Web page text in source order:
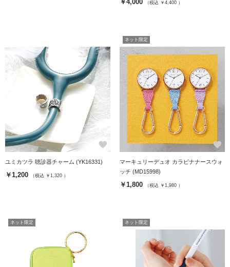
￥4,000 （税込 ￥4,400 ）
favorite
ユミカツラ 聴診器チャーム (YK16331)
￥1,200 （税込 ￥1,320 ）
ネット限定
favorite
マーキュリーデュオ カラビナナースウォ
ッチ (MD15998)
￥1,800 （税込 ￥1,980 ）
ネット限定 ネット限定